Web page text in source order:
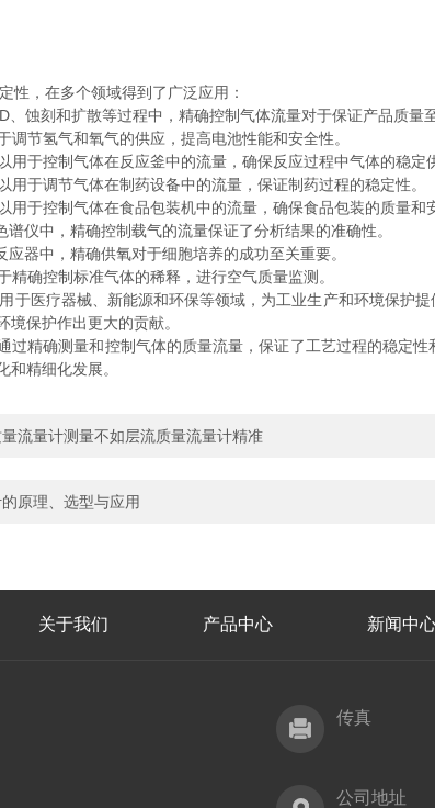
，在多个领域得到了广泛应用：
刻和扩散等过程中，精确控制气体流量对于保证产品质量
节氢气和氧气的供应，提高电池性能和安全性。
于控制气体在反应釜中的流量，确保反应过程中气体的稳定
于调节气体在制药设备中的流量，保证制药过程的稳定性。
于控制气体在食品包装机中的流量，确保食品包装的质量和
中，精确控制载气的流量保证了分析结果的准确性。
中，精确供氧对于细胞培养的成功至关重要。
确控制标准气体的稀释，进行空气质量监测。
医疗器械、新能源和环保等领域，为工业生产和环境保护
保护作出更大的贡献。
精确测量和控制气体的质量流量，保证了工艺过程的稳定性
和精细化发展。
流量计测量不如层流质量流量计精准
原理、选型与应用
关于我们 产品中心 新闻中
传真
公司地址